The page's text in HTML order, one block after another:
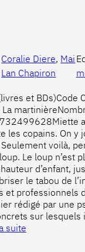
Coralie Diere, Mai
Lan Chapiron
et BDs)Code
les copains. On y
voilà,
Le loup n’est
d’enfant,
le tabou de
et professionnels
rédigé par une
sur lesquels
suite